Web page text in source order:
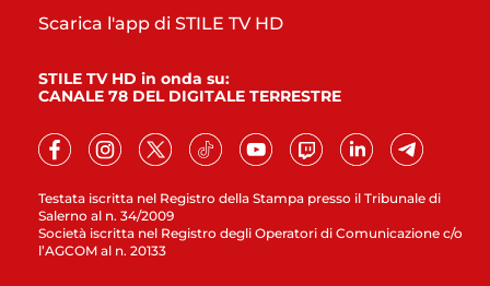
Testata iscritta nel Registro della Stampa presso il Tribunale di
Salerno al n. 34/2009
Società iscritta nel Registro degli Operatori di Comunicazione c/o
l’AGCOM al n. 20133
Scarica l'app di STILE TV HD
STILE TV HD in onda su:
CANALE 78 DEL DIGITALE TERRESTRE